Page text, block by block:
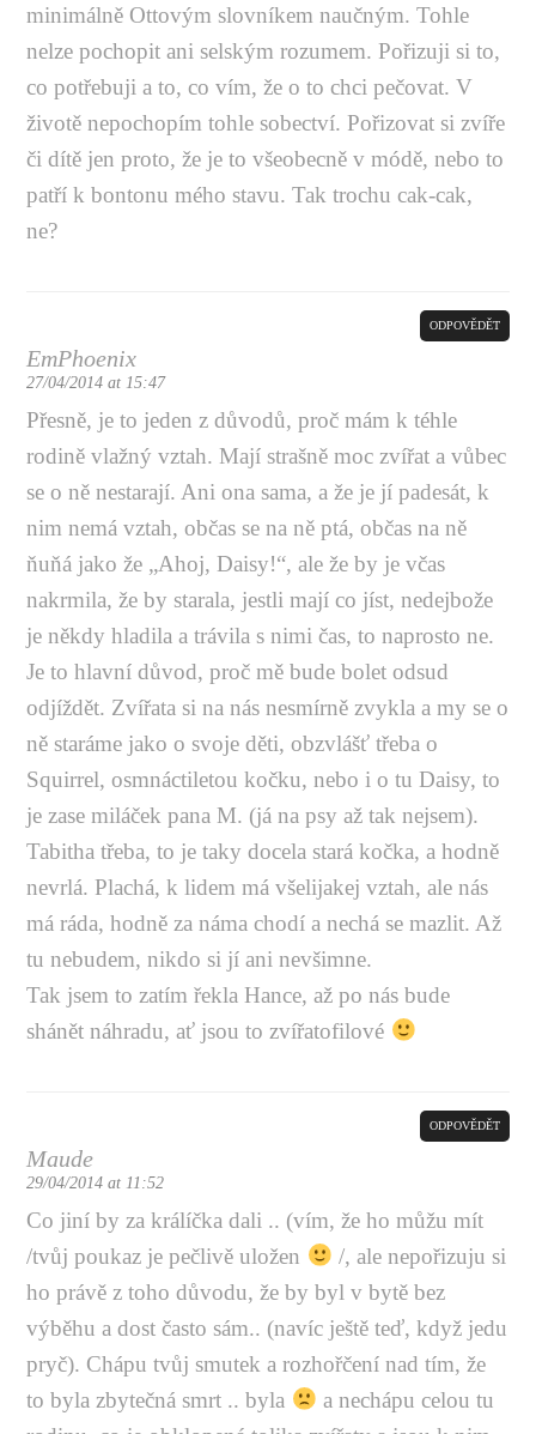
minimálně Ottovým slovníkem naučným. Tohle
nelze pochopit ani selským rozumem. Pořizuji si to,
co potřebuji a to, co vím, že o to chci pečovat. V
životě nepochopím tohle sobectví. Pořizovat si zvíře
či dítě jen proto, že je to všeobecně v módě, nebo to
patří k bontonu mého stavu. Tak trochu cak-cak,
ne?
EmPhoenix
27/04/2014 at 15:47
ODPOVĚDĚT
Přesně, je to jeden z důvodů, proč mám k téhle
rodině vlažný vztah. Mají strašně moc zvířat a vůbec
se o ně nestarají. Ani ona sama, a že je jí padesát, k
nim nemá vztah, občas se na ně ptá, občas na ně
ňuňá jako že „Ahoj, Daisy!“, ale že by je včas
nakrmila, že by starala, jestli mají co jíst, nedejbože
je někdy hladila a trávila s nimi čas, to naprosto ne.
Je to hlavní důvod, proč mě bude bolet odsud
odjíždět. Zvířata si na nás nesmírně zvykla a my se o
ně staráme jako o svoje děti, obzvlášť třeba o
Squirrel, osmnáctiletou kočku, nebo i o tu Daisy, to
je zase miláček pana M. (já na psy až tak nejsem).
Tabitha třeba, to je taky docela stará kočka, a hodně
nevrlá. Plachá, k lidem má všelijakej vztah, ale nás
má ráda, hodně za náma chodí a nechá se mazlit. Až
tu nebudem, nikdo si jí ani nevšimne.
Tak jsem to zatím řekla Hance, až po nás bude
shánět náhradu, ať jsou to zvířatofilové
Maude
29/04/2014 at 11:52
ODPOVĚDĚT
Co jiní by za králíčka dali .. (vím, že ho můžu mít
/tvůj poukaz je pečlivě uložen
/, ale nepořizuju si
ho právě z toho důvodu, že by byl v bytě bez
výběhu a dost často sám.. (navíc ještě teď, když jedu
pryč). Chápu tvůj smutek a rozhořčení nad tím, že
to byla zbytečná smrt .. byla
a nechápu celou tu